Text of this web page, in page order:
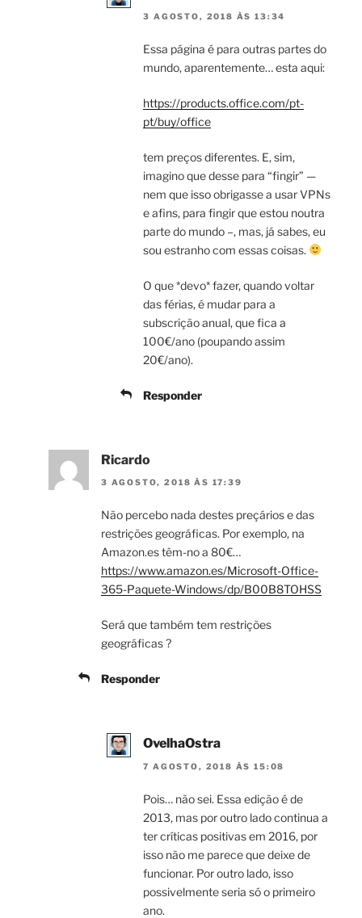
3 AGOSTO, 2018 ÀS 13:34
Essa página é para outras partes do
mundo, aparentemente… esta aqui:
https://products.office.com/pt-
pt/buy/office
tem preços diferentes. E, sim,
imagino que desse para “fingir” —
nem que isso obrigasse a usar VPNs
e afins, para fingir que estou noutra
parte do mundo –, mas, já sabes, eu
sou estranho com essas coisas.
O que *devo* fazer, quando voltar
das férias, é mudar para a
subscrição anual, que fica a
100€/ano (poupando assim
20€/ano).
Responder
Ricardo
3 AGOSTO, 2018 ÀS 17:39
Não percebo nada destes preçários e das
restrições geográficas. Por exemplo, na
Amazon.es têm-no a 80€…
https://www.amazon.es/Microsoft-Office-
365-Paquete-Windows/dp/B00B8TOHSS
Será que também tem restrições
geográficas ?
Responder
OvelhaOstra
7 AGOSTO, 2018 ÀS 15:08
Pois… não sei. Essa edição é de
2013, mas por outro lado continua a
ter críticas positivas em 2016, por
isso não me parece que deixe de
funcionar. Por outro lado, isso
possivelmente seria só o primeiro
ano.